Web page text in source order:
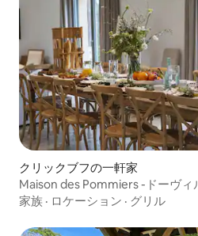
クリックブフの一軒家
Maison des Pommiers -ドーヴィ
家族 · ロケーション · グリル